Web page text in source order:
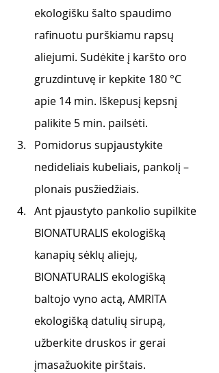
ekologišku šalto spaudimo
rafinuotu purškiamu rapsų
aliejumi. Sudėkite į karšto oro
gruzdintuvę ir kepkite 180 °C
apie 14 min. Iškepusį kepsnį
palikite 5 min. pailsėti.
Pomidorus supjaustykite
nedideliais kubeliais, pankolį –
plonais pusžiedžiais.
Ant pjaustyto pankolio supilkite
BIONATURALIS ekologišką
kanapių sėklų aliejų,
BIONATURALIS ekologišką
baltojo vyno actą, AMRITA
ekologišką datulių sirupą,
užberkite druskos ir gerai
įmasažuokite pirštais.